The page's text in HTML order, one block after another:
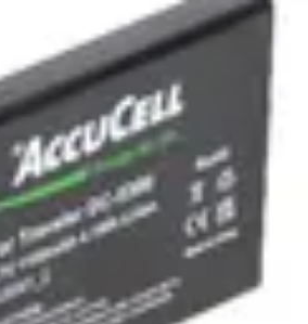
Voyage et Écologie Voyager seul